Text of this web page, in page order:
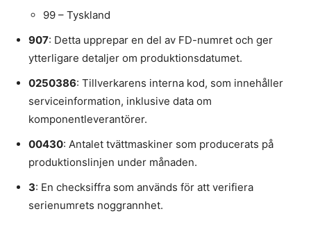
99 – Tyskland
907: Detta upprepar en del av FD-numret och ger
ytterligare detaljer om produktionsdatumet.
0250386: Tillverkarens interna kod, som innehåller
serviceinformation, inklusive data om
komponentleverantörer.
00430: Antalet tvättmaskiner som producerats på
produktionslinjen under månaden.
3: En checksiffra som används för att verifiera
serienumrets noggrannhet.